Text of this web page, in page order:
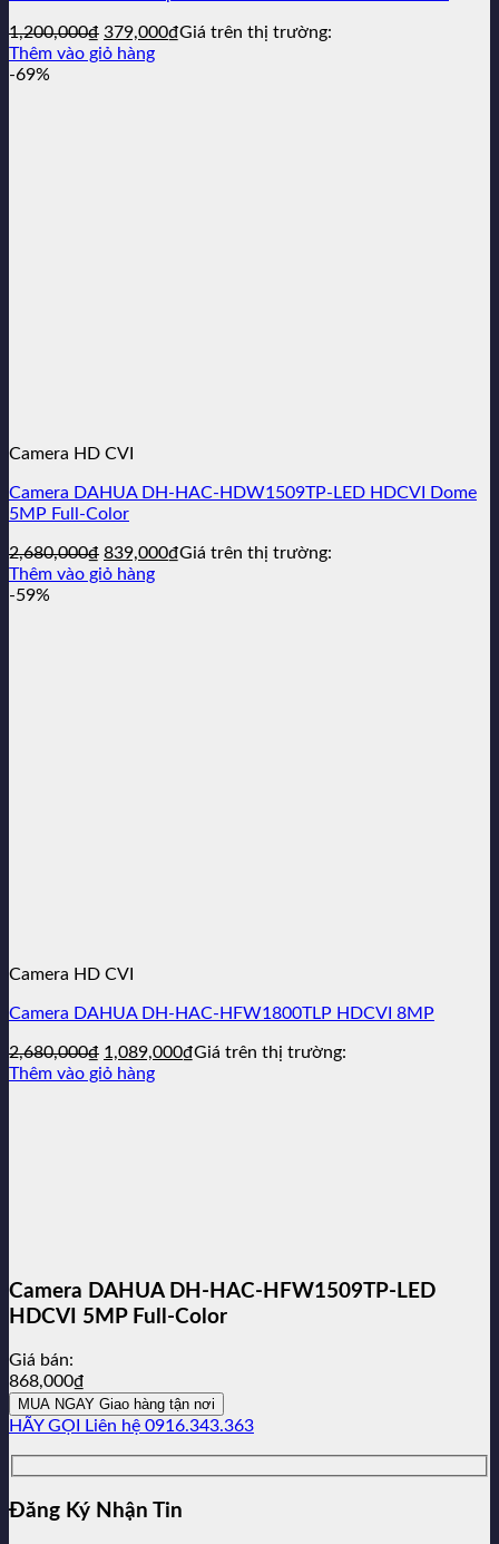
1,200,000₫ Giá
gốc
379,000₫Giá
Giá trên thị trường:
Thêm vào giỏ hàng
-69%
Camera HD CVI
Camera DAHUA DH-HAC-HDW1509TP-LED HDCVI Dome
5MP Full-Color
2,680,000₫ Giá
gốc
839,000₫Giá
Giá trên thị trường:
Thêm vào giỏ hàng
-59%
Camera HD CVI
Camera DAHUA DH-HAC-HFW1800TLP HDCVI 8MP
2,680,000₫ Giá
gốc
1,089,000₫Giá
Giá trên thị trường:
Thêm vào giỏ hàng
Camera DAHUA DH-HAC-HFW1509TP-LED
HDCVI 5MP Full-Color
Giá bán:
868,000₫
MUA NGAY Giao hàng tận nơi
HÃY GỌI Liên hệ 0916.343.363
Đăng Ký Nhận Tin